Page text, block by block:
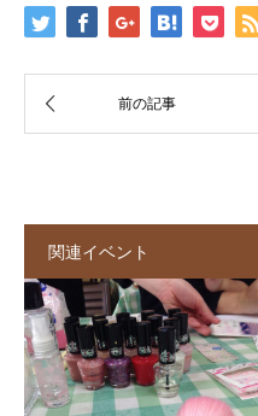
関連イベント